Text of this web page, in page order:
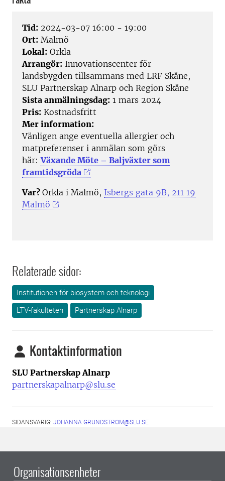
Tid: 2024-03-07 16:00 - 19:00
Ort: Malmö
Lokal: Orkla
Arrangör: Innovationscenter för
landsbygden tillsammans med LRF Skåne,
SLU Partnerskap Alnarp och Region Skåne
Sista anmälningsdag: 1 mars 2024
Pris: Kostnadsfritt
Mer information:
Vänligen ange eventuella allergier och
matpreferenser i anmälan som görs
här:Växande Möte – Baljväxter som
framtidsgröda
Var? Orkla i Malmö, Isbergs gata 9B, 211 19
Malmö
Relaterade sidor:
Institutionen för biosystem och teknologi
LTV-fakulteten
Partnerskap Alnarp
Kontaktinformation
SLU Partnerskap Alnarp
partnerskapalnarp@slu.se
SIDANSVARIG: JOHANNA.GRUNDSTROM@SLU.SE
Organisationsenheter